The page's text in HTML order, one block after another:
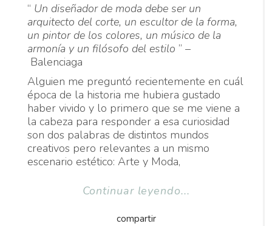
“ Un diseñador de moda debe ser un
arquitecto del corte, un escultor de la forma,
un pintor de los colores, un músico de la
armonía y un filósofo del estilo ” –
Balenciaga
Alguien me preguntó recientemente en cuál
época de la historia me hubiera gustado
haber vivido y lo primero que se me viene a
la cabeza para responder a esa curiosidad
son dos palabras de distintos mundos
creativos pero relevantes a un mismo
escenario estético: Arte y Moda,
Continuar leyendo...
compartir